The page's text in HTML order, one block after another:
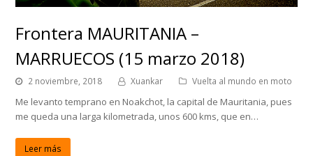
Frontera MAURITANIA –
MARRUECOS (15 marzo 2018)
2 noviembre, 2018 Xuankar Vuelta al mundo en moto
Me levanto temprano en Noakchot, la capital de Mauritania, pues
me queda una larga kilometrada, unos 600 kms, que en…
Leer más